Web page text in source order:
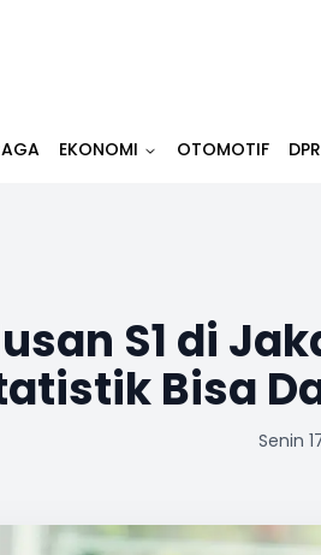
EKONOMI OTOMOTIF
S1 di
Bisa
Senin